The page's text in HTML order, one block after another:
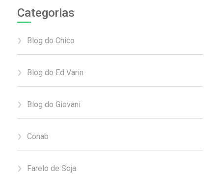
Categorias
Blog do Chico
Blog do Ed Varin
Blog do Giovani
Conab
Farelo de Soja